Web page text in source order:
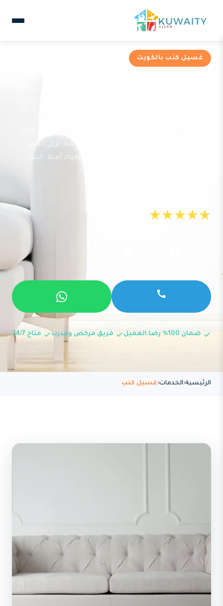
غسيل كنب بالكويت
الكنب — القماشي والجلدي والزاوي والمجلسة. نزيل البقع
والروائح ونعطر الكنب بمعدات متطورة ومواد آمنة. كنبك
★★★★★
ضمان 100% رضا العميل فريق مرخص ومدرب متاح 24/7
الرئيسية الخدمات غسيل كنب